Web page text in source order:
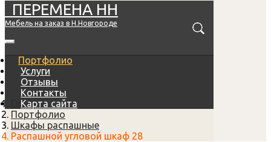
ПЕРЕМЕНА НН
Мебель на заказ в Н.Новгороде
Портфолио
Услуги
Отзывы
Контакты
Карта сайта
Главная
Портфолио
Шкафы распашные
Распашной угловой шкаф 28